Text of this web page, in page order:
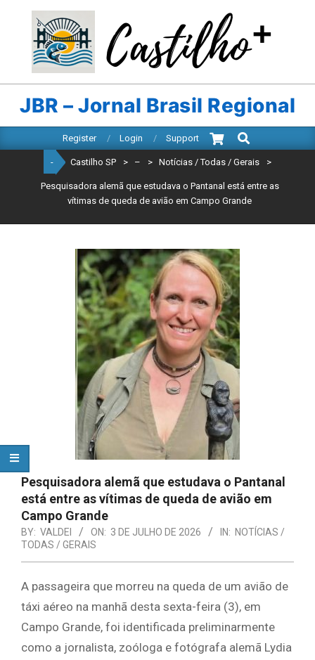
content
CASTILHO
SP
JBR – Jornal Brasil Regional
Navigation
Register Login Support
Search
- Castilho SP > – > Notícias / Todas / Gerais >
Pesquisadora alemã que estudava o Pantanal está entre as
vítimas de queda de avião em Campo Grande
Pesquisadora alemã que estudava o Pantanal
está entre as vítimas de queda de avião em
Campo Grande
BY: VALDEI ON: 3 DE JULHO DE 2026 IN: NOTÍCIAS /
TODAS / GERAIS
A passageira que morreu na queda de um avião de
táxi aéreo na manhã desta sexta-feira (3), em
Campo Grande, foi identificada preliminarmente
como a jornalista, zoóloga e fotógrafa alemã Lydia